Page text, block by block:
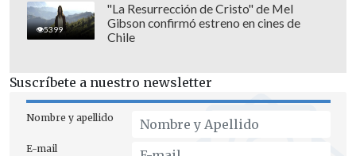
5399
"La Resurrección de Cristo" de Mel
Gibson confirmó estreno en cines de
Chile
Suscríbete a nuestro newsletter
Nombre y apellido
E-mail